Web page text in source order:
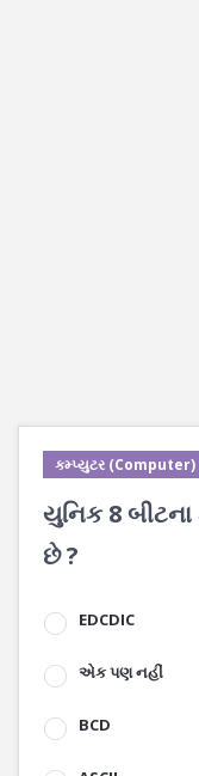
કમ્પ્યુટર (Computer)
યુનિક 8
છે ?
EDCDIC
એક પણ નહીં
BCD